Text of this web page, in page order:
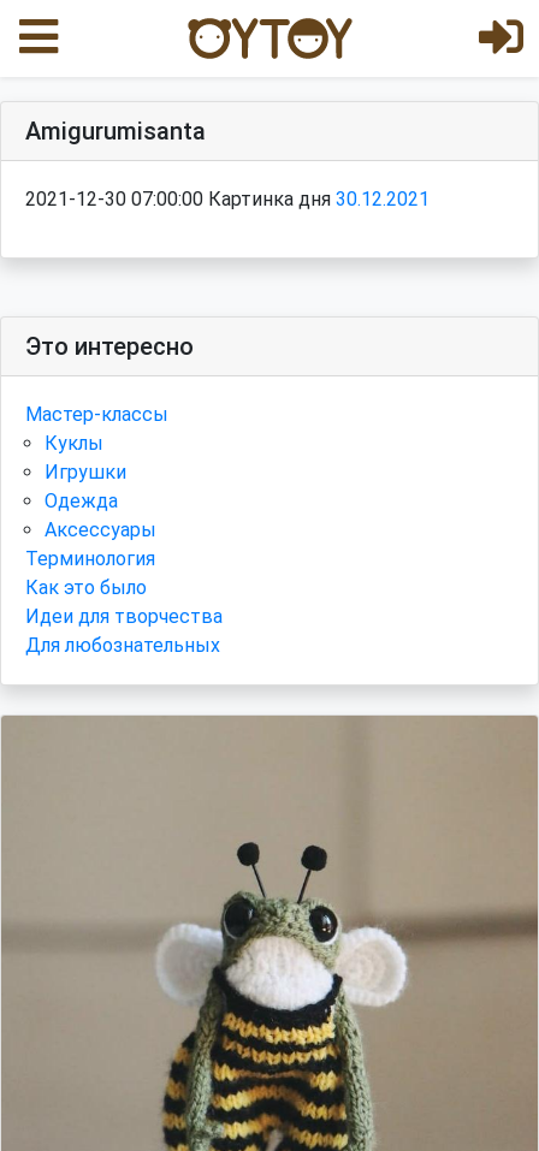
Amigurumisanta
2021-12-30 07:00:00 Картинка дня 30.12.2021
Это интересно
Мастер-классы
Куклы
Игрушки
Одежда
Аксессуары
Терминология
Как это было
Идеи для творчества
Для любознательных